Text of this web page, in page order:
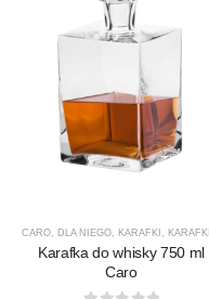
CARO, DLA NIEGO, KARAFKI , KARAFKI DO WHISKY
Karafka do whisky 750 ml
Caro